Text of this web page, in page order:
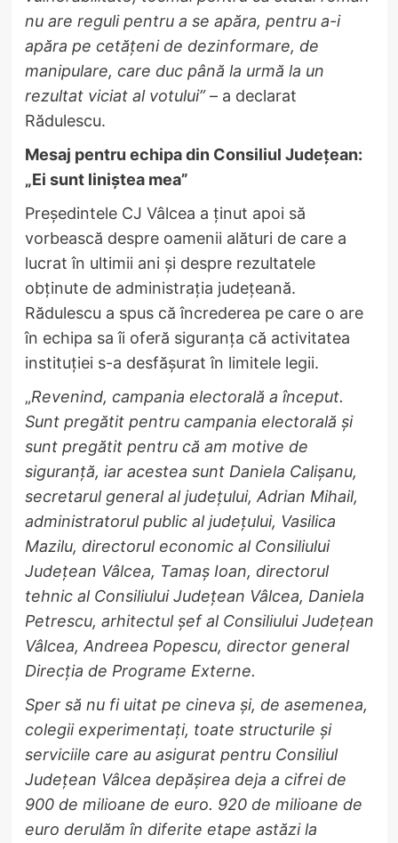
nu are reguli pentru a se apăra, pentru a-i
apăra pe cetățeni de dezinformare, de
manipulare, care duc până la urmă la un
rezultat viciat al votului”– a declarat
Rădulescu.
Mesaj pentru echipa din Consiliul Județean:
„Ei sunt liniștea mea”
Președintele CJ Vâlcea a ținut apoi să
vorbească despre oamenii alături de care a
lucrat în ultimii ani și despre rezultatele
obținute de administrația județeană.
Rădulescu a spus că încrederea pe care o are
în echipa sa îi oferă siguranța că activitatea
instituției s-a desfășurat în limitele legii.
„Revenind, campania electorală a început.
Sunt pregătit pentru campania electorală și
sunt pregătit pentru că am motive de
siguranță, iar acestea sunt Daniela Calișanu,
secretarul general al județului, Adrian Mihail,
administratorul public al județului, Vasilica
Mazilu, directorul economic al Consiliului
Județean Vâlcea, Tamaș Ioan, directorul
tehnic al Consiliului Județean Vâlcea, Daniela
Petrescu, arhitectul șef al Consiliului Județean
Vâlcea, Andreea Popescu, director general
Direcția de Programe Externe.
Sper să nu fi uitat pe cineva și, de asemenea,
colegii experimentați, toate structurile și
serviciile care au asigurat pentru Consiliul
Județean Vâlcea depășirea deja a cifrei de
900 de milioane de euro. 920 de milioane de
euro derulăm în diferite etape astăzi la